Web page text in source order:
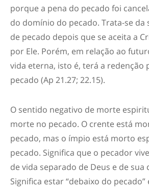
porque a pena do pecado foi
do domínio do pecado. Trata-se da
de pecado depois que se aceita a
por Ele. Porém, em relação ao
vida eterna, isto é, terá a redenção
pecado (Ap 21.27; 22.15).
O sentido negativo de morte
morte no pecado. O crente está
pecado, mas o ímpio está morto
pecado. Significa que o pecador
de vida separado de Deus e de sua
Significa estar “debaixo do